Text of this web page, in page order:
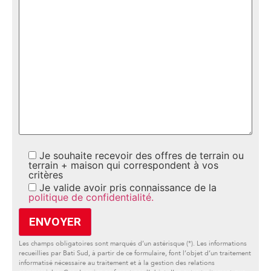
Je souhaite recevoir des offres de terrain ou
terrain + maison qui correspondent à vos
critères
Je valide avoir pris connaissance de la
politique de confidentialité.
Les champs obligatoires sont marqués d’un astérisque (*). Les informations
recueillies par Bati Sud, à partir de ce formulaire, font l’objet d’un traitement
informatisé nécessaire au traitement et à la gestion des relations